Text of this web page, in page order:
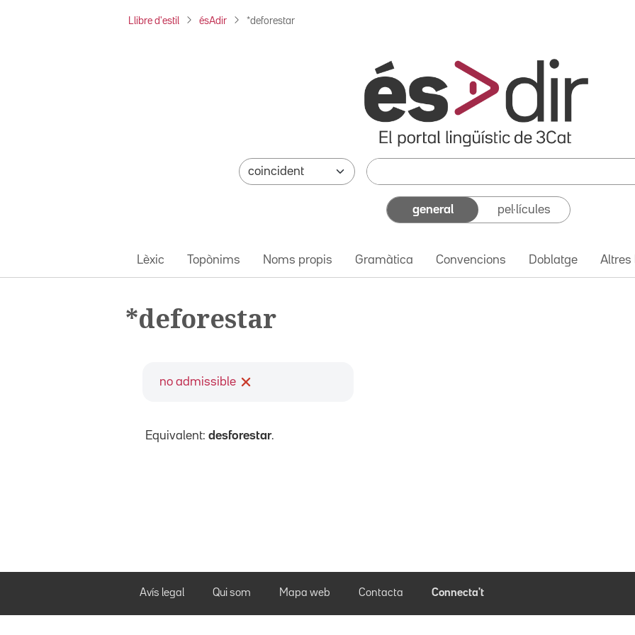
Llibre d'estil ésAdir *deforestar
general pel·lícules
Lèxic Topònims Noms propis Gramàtica Convencions Doblatge Altres
*deforestar
no admissible
Equivalent: desforestar.
Avís legal Qui som Mapa web Contacta Connecta't